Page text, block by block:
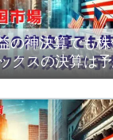
の神決算でも
クスの決算は